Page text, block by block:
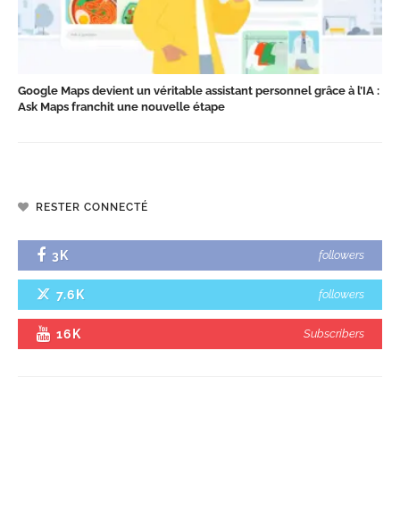
Google Maps devient un véritable assistant personnel grâce à l’IA :
Ask Maps franchit une nouvelle étape
RESTER CONNECTÉ
3K followers
7.6K followers
16K Subscribers